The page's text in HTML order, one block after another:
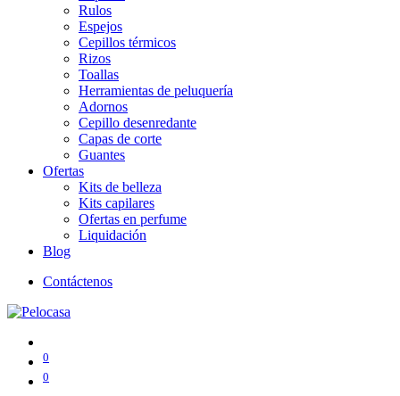
Rulos
Espejos
Cepillos térmicos
Rizos
Toallas
Herramientas de peluquería
Adornos
Cepillo desenredante
Capas de corte
Guantes
Ofertas
Kits de belleza
Kits capilares
Ofertas en perfume
Liquidación
Blog
Contáctenos
0
0